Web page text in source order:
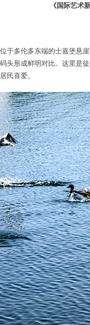
《国际艺术
于多伦多东端的士嘉堡悬
头形成鲜明对比。这里是
民喜爱。